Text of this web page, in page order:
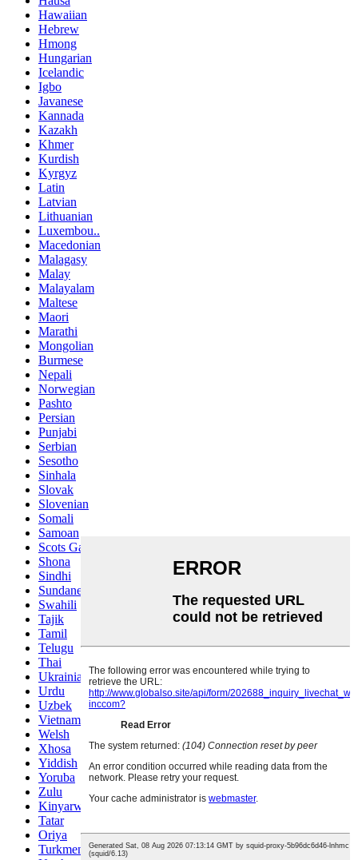
Hawaiian
Hebrew
Hmong
Hungarian
Icelandic
Igbo
Javanese
Kannada
Kazakh
Khmer
Kurdish
Kyrgyz
Latin
Latvian
Lithuanian
Luxembou..
Macedonian
Malagasy
Malay
Malayalam
Maltese
Maori
Marathi
Mongolian
Burmese
Nepali
Norwegian
Pashto
Persian
Punjabi
Serbian
Sesotho
Sinhala
Slovak
Slovenian
Somali
Samoan
Scots Gaelic
Shona
Sindhi
Sundanese
Swahili
Tajik
Tamil
Telugu
Thai
Ukrainian
Urdu
Uzbek
Vietnamese
Welsh
Xhosa
Yiddish
Yoruba
Zulu
Kinyarwanda
Tatar
Oriya
Turkmen